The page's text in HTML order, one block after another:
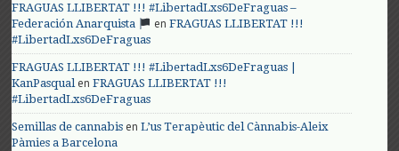
FRAGUAS LLIBERTAT !!! #LibertadLxs6DeFraguas –
Federación Anarquista
enFRAGUAS LLIBERTAT !!!
#LibertadLxs6DeFraguas
FRAGUAS LLIBERTAT !!! #LibertadLxs6DeFraguas |
KanPasqualenFRAGUAS LLIBERTAT !!!
#LibertadLxs6DeFraguas
Semillas de cannabis enL’us Terapèutic del Cànnabis-Aleix
Pàmies a Barcelona